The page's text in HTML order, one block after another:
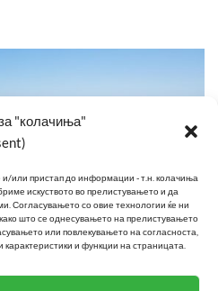
"колачиња"
или пристап до информации - т.н. колачиња
искуството во прелистувањето и да
Согласувањето со овие технологии ќе ни
што се однесувањето на прелистувањето
или повлекувањето на согласноста,
и функции на страницата.